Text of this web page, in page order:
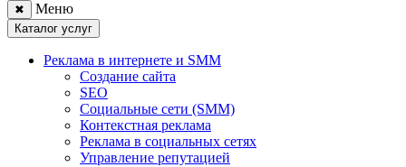
✖ Меню
Каталог услуг
Реклама в интернете и SMM
Создание сайта
SEO
Социальные сети (SMM)
Контекстная реклама
Реклама в социальных сетях
Управление репутацией